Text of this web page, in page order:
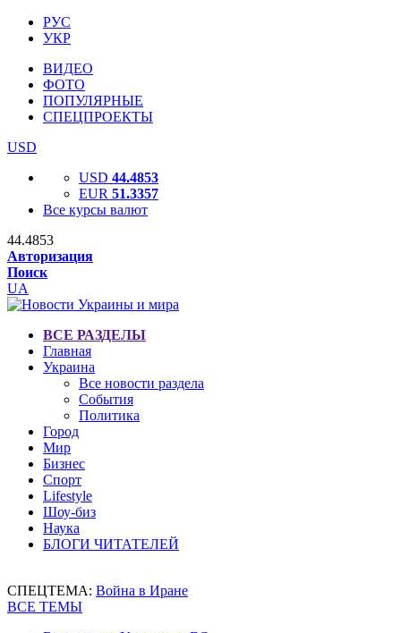
РУС
УКР
ВИДЕО
ФОТО
ПОПУЛЯРНЫЕ
СПЕЦПРОЕКТЫ
USD
USD 44.4853
EUR 51.3357
Все курсы валют
44.4853
Авторизация
Поиск
UA
ВСЕ РАЗДЕЛЫ
Главная
Украина
Все новости раздела
События
Политика
Город
Мир
Бизнес
Спорт
Lifestyle
Шоу-биз
Наука
БЛОГИ ЧИТАТЕЛЕЙ
СПЕЦТЕМА: Война в Иране
ВСЕ ТЕМЫ